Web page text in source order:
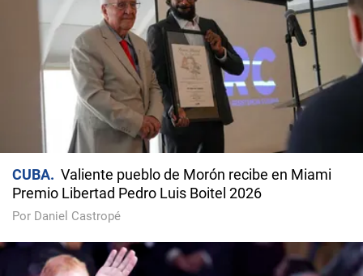
CUBA
Valiente pueblo de Morón recibe en Miami
Premio Libertad Pedro Luis Boitel 2026
Por Daniel Castropé